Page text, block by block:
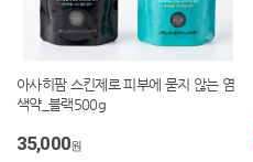
아사히팜 스킨제로 피부에 묻지 않는 염
색약_블랙500g
35,000원